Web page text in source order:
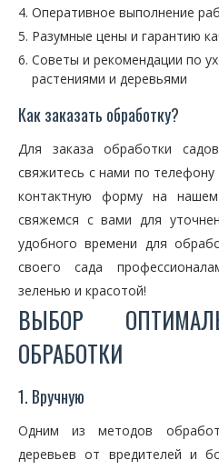
Оперативное выполнение
Разумные цены и гарантию
Советы и рекомендации по
растениями и деревьями
Как заказать обработку?
Для заказа обработки
свяжитесь с нами по телефону
контактную форму на
свяжемся с вами для
удобного времени для
своего сада
зеленью и красотой!
ВЫБОР
ОБРАБОТКИ
1. Вручную
Одним из методов
деревьев от вредителей и